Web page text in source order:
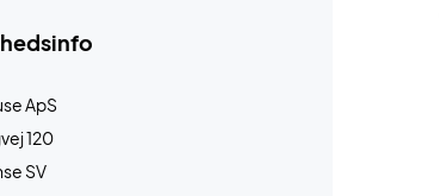
ApS
120
SV